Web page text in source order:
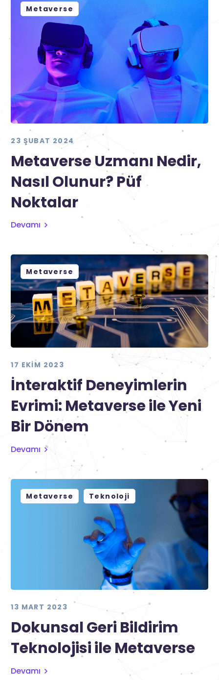
Metaverse
23 ŞUBAT 2024
Metaverse Uzmanı Nedir,
Nasıl Olunur? Püf
Noktalar
Devamı
Metaverse
17 EKIM 2023
İnteraktif Deneyimlerin
Evrimi: Metaverse ile Yeni
Bir Dönem
Devamı
Metaverse Teknoloji
13 MART 2023
Dokunsal Geri Bildirim
Teknolojisi ile Metaverse
Devamı